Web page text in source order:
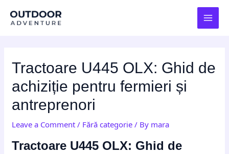
Tractoare U445 OLX: Ghid de
achiziție pentru fermieri și
antreprenori
Leave a Comment / Fără categorie / By mara
Tractoare U445 OLX: Ghid de
navigation